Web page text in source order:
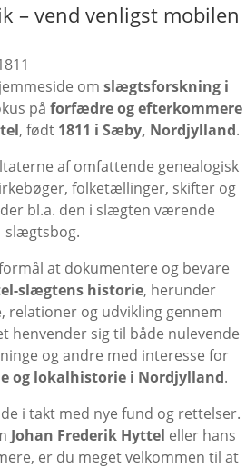
– vend venligst mobilen
om slægtsforskning i
på forfædre og efterkommere
, født 1811 i Sæby, Nordjylland.
af omfattende genealogisk
folketællinger, skifter og
bl.a. den i slægten værende
slægtsbog.
at dokumentere og bevare
slægtens historie, herunder
relationer og udvikling gennem
henvender sig til både nulevende
og andre med interesse for
og lokalhistorie i Nordjylland.
i takt med nye fund og rettelser.
Johan Frederik Hyttel eller hans
er du meget velkommen til at